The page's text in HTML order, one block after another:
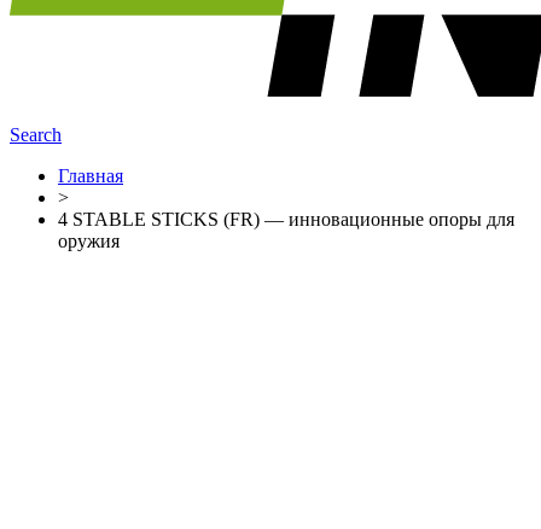
Search
Главная
>
4 STABLE STICKS (FR) — инновационные опоры для
оружия